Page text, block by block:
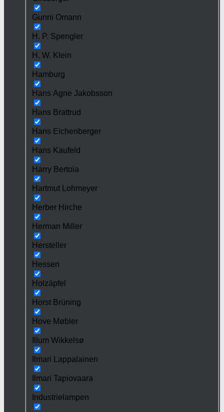
Gunni Omann
H. P. Spengler
H. W. Klein
Hamburg
Hans Agne Jakobsson
Hans Brattrud
Hans Eichenberger
Hans Kaufeld
Harry Bertoia
Hartmut Lohmeyer
Herber Hirche
Herman Miller
Hersteller
Hessen
Holzäpfel
Horst Brüning
Hove Møbler
Illum Wikkelsø
Ilmari Lappalainen
Ilmari Tapiovaara
Industrielampen